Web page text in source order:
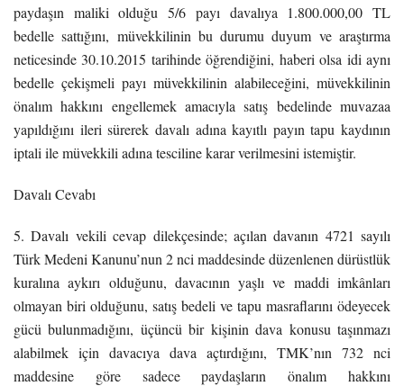
paydaşın maliki olduğu 5/6 payı davalıya 1.800.000,00 TL
bedelle sattığını, müvekkilinin bu durumu duyum ve araştırma
neticesinde 30.10.2015 tarihinde öğrendiğini, haberi olsa idi aynı
bedelle çekişmeli payı müvekkilinin alabileceğini, müvekkilinin
önalım hakkını engellemek amacıyla satış bedelinde muvazaa
yapıldığını ileri sürerek davalı adına kayıtlı payın tapu kaydının
iptali ile müvekkili adına tesciline karar verilmesini istemiştir.
Davalı Cevabı
5. Davalı vekili cevap dilekçesinde; açılan davanın 4721 sayılı
Türk Medeni Kanunu’nun 2 nci maddesinde düzenlenen dürüstlük
kuralına aykırı olduğunu, davacının yaşlı ve maddi imkânları
olmayan biri olduğunu, satış bedeli ve tapu masraflarını ödeyecek
gücü bulunmadığını, üçüncü bir kişinin dava konusu taşınmazı
alabilmek için davacıya dava açtırdığını, TMK’nın 732 nci
maddesine göre sadece paydaşların önalım hakkını